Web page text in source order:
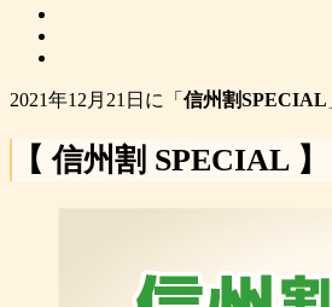
2021年12月21日に「 信州割SPECIAL
【 信州割 SPECIAL 】